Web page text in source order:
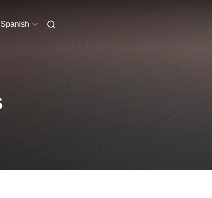
Spanish